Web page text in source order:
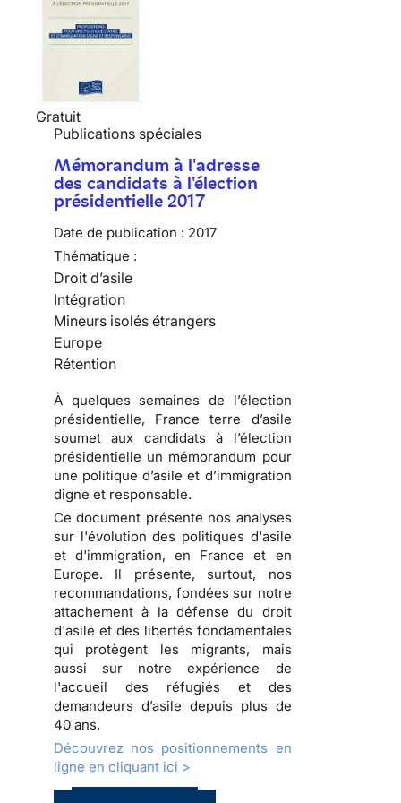
Gratuit
Publications spéciales
Mémorandum à l'adresse
des candidats à l'élection
présidentielle 2017
Date de publication : 2017
Thématique :
Droit d’asile
Intégration
Mineurs isolés étrangers
Europe
Rétention
À quelques semaines de l’élection
présidentielle, France terre d’asile
soumet aux candidats à l’élection
présidentielle un mémorandum pour
une politique d’asile et d’immigration
digne et responsable.
Ce document présente nos analyses
sur l'évolution des politiques d'asile
et d'immigration, en France et en
Europe. Il présente, surtout, nos
recommandations, fondées sur notre
attachement à la défense du droit
d'asile et des libertés fondamentales
qui protègent les migrants, mais
aussi sur notre expérience de
l'accueil des réfugiés et des
demandeurs d’asile depuis plus de
40 ans.
Découvrez nos positionnements en
ligne en cliquant ici >